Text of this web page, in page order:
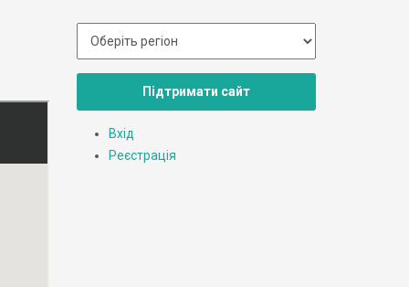
Підтримати сайт
Вхід
Реєстрація